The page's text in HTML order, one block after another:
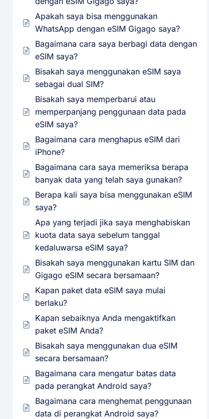
Apakah saya bisa menggunakan
WhatsApp dengan eSIM Gigago saya?
Bagaimana cara saya berbagi data dengan
eSIM saya?
Bisakah saya menggunakan eSIM saya
sebagai dual SIM?
Bisakah saya memperbarui atau
memperpanjang penggunaan data pada
eSIM saya?
Bagaimana cara menghapus eSIM dari
iPhone?
Bagaimana cara saya memeriksa berapa
banyak data yang telah saya gunakan?
Berapa kali saya bisa menggunakan eSIM
saya?
Apa yang terjadi jika saya menghabiskan
kuota data saya sebelum tanggal
kedaluwarsa eSIM saya?
Bisakah saya menggunakan kartu SIM dan
Gigago eSIM secara bersamaan?
Kapan paket data eSIM saya mulai
berlaku?
Kapan sebaiknya Anda mengaktifkan
paket eSIM Anda?
Bisakah saya menggunakan dua eSIM
secara bersamaan?
Bagaimana cara mengatur batas data
pada perangkat Android saya?
Bagaimana cara menghemat penggunaan
data di perangkat Android saya?